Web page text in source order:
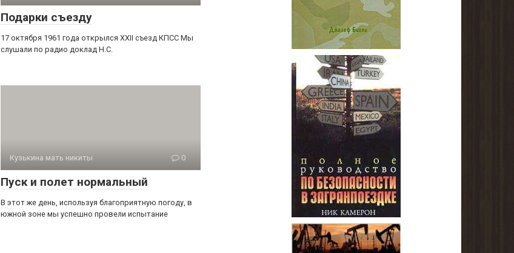
Подарки съезду
17 октября 1961 года открылся XXII съезд КПСС Мы
слушали по радио доклад Н.С.
Кузькина мать никиты 0
Пуск и полет нормальный
В этот же день, используя благоприятную погоду, в
юж­ной зоне мы успешно провели испытание